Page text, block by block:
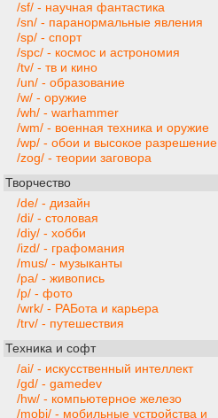
/sf/ - научная фантастика
/sn/ - паранормальные явления
/sp/ - спорт
/spc/ - космос и астрономия
/tv/ - тв и кино
/un/ - образование
/w/ - оружие
/wh/ - warhammer
/wm/ - военная техника и оружие
/wp/ - обои и высокое разрешение
/zog/ - теории заговора
Творчество
/de/ - дизайн
/di/ - столовая
/diy/ - хобби
/izd/ - графомания
/mus/ - музыканты
/pa/ - живопись
/p/ - фото
/wrk/ - РАБота и карьера
/trv/ - путешествия
Техника и софт
/ai/ - искусственный интеллект
/gd/ - gamedev
/hw/ - компьютерное железо
/mobi/ - мобильные устройства и